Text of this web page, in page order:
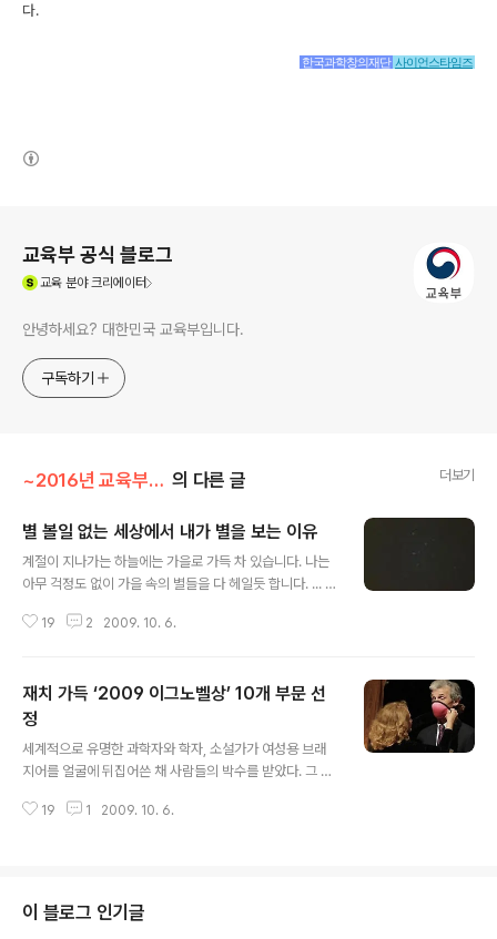
다.
한국과학창의재단 사이언스타임즈
교육부 공식 블로그
교육분야 크리에이터
안녕하세요? 대한민국 교육부입니다.
구독하기
~2016년 교육부 이야기/신기한 과학세계 의 다른 글 더보기
별 볼일 없는 세상에서 내가 별을 보는 이유
계절이 지나가는 하늘에는 가을로 가득 차 있습니다. 나는
아무 걱정도 없이 가을 속의 별들을 다 헤일듯 합니다. ... 별
나에 동경과 별 하나에 시와 별 하나에 어머니, 어머니 윤동
목'으로 바라보아야 했기에 시 자체의 아름다움을 느끼기
에는 힘들었던 듯하다. 그래도 윤동주 시인의 별헤는 밤을
읽으면, 왠지 깜깜한 밤을 맑은 별빛이 비춰주는 느낌이 들
어서 교실속에서 답답할때면 가끔 읽어보곤 했다. 추석이
개인 하늘을 보니 내 기분까지 좋아졌다. 비가 와서 말끔해
19 2 2009. 10. 6.
재치 가득 ‘2009 이그노벨상’ 10개 부문 선
정
세계적으로 유명한 과학자와 학자, 소설가가 여성용 브래
지어를 얼굴에 뒤집어쓴 채 사람들의 박수를 받았다. 그 중
olfgang Ketterle) 교수도 포함되어 있다. 지난 10월 1일
(Elena Bodnar) 교수의 ‘방독면 브래지어’ 시연을 돕기
위해 무대에 올랐다. 이그노벨상은 상식을 뒤엎는 기발한
19 1 2009. 10. 6.
이 블로그 인기글